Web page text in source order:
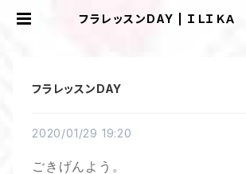
フラレッスンDAY | ＩＬＩＫＡ
フラレッスンDAY
2020/01/29 19:20
ごきげんよう。